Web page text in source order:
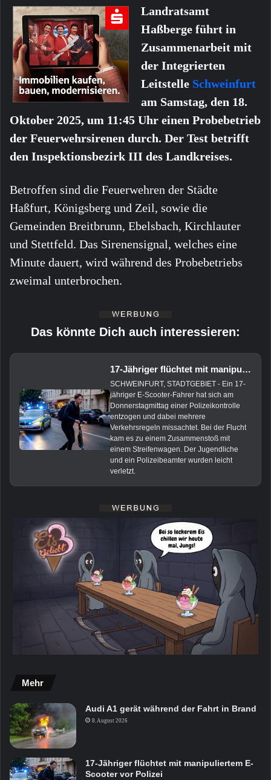
Landratsamt
Haßberge führt in
Zusammenarbeit mit
der Integrierten
Leitstelle Schweinfurt
am Samstag, den 18.
Oktober 2025, um 11:45 Uhr einen Probebetrieb
der Feuerwehrsirenen durch. Der Test betrifft
den Inspektionsbezirk III des Landkreises.
Betroffen sind die Feuerwehren der Städte
Haßfurt, Königsberg und Zeil, sowie die
Gemeinden Breitbrunn, Ebelsbach, Kirchlauter
und Stettfeld. Das Sirenensignal, welches eine
Minute dauert, wird während des Probebetriebs
zweimal unterbrochen.
Das könnte Dich auch interessieren:
17-Jähriger flüchtet mit manipuliertem E-Scooter vor Polizei
SCHWEINFURT, STADTGEBIET - Ein 17-
jähriger E-Scooter-Fahrer hat sich am
Donnerstagmittag einer Polizeikontrolle
entzogen und dabei mehrere
Verkehrsregeln missachtet. Bei der Flucht
kam es zu einem Zusammenstoß mit
einem Streifenwagen. Der Jugendliche
und ein Polizeibeamter wurden leicht
verletzt.
Mehr
Audi A1 gerät während der Fahrt in Brand
8. August 2026
17-Jähriger flüchtet mit manipuliertem E-
Scooter vor Polizei